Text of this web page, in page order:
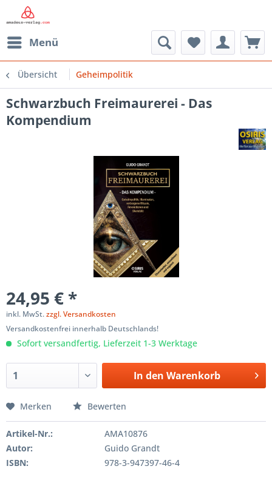
Menü
Übersicht Geheimpolitik
Schwarzbuch Freimaurerei - Das
Kompendium
24,95 € *
inkl. MwSt.zzgl. Versandkosten
Versandkostenfrei innerhalb Deutschlands!
Sofort versandfertig, Lieferzeit 1-3 Werktage
In den Warenkorb
Merken Bewerten
Artikel-Nr.:
AMA10876
Autor:
Guido Grandt
ISBN:
978-3-947397-46-4